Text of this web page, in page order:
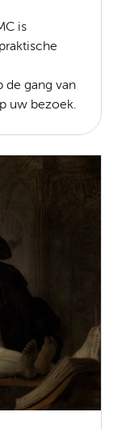
is
de gang van
uw bezoek.